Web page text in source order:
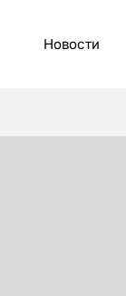
Новости